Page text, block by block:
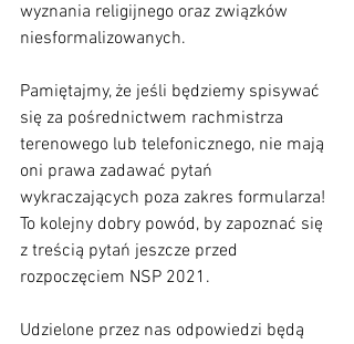
wyznania religijnego oraz związków
niesformalizowanych.
Pamiętajmy, że jeśli będziemy spisywać
się za pośrednictwem rachmistrza
terenowego lub telefonicznego, nie mają
oni prawa zadawać pytań
wykraczających poza zakres formularza!
To kolejny dobry powód, by zapoznać się
z treścią pytań jeszcze przed
rozpoczęciem NSP 2021.
Udzielone przez nas odpowiedzi będą